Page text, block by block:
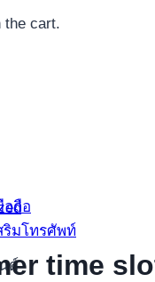
ถือ
มโทรศัพท์
ด์
the cart.
time